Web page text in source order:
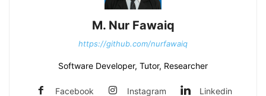
M. Nur Fawaiq
https://github.com/nurfawaiq
Software Developer, Tutor, Researcher
Facebook Instagram Linkedin